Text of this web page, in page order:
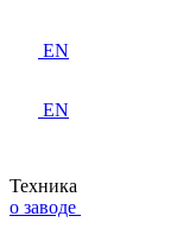
EN
EN
Техника
о заводе